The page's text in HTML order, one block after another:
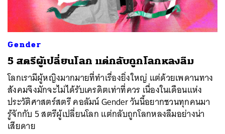
Gender
5 สตรีผู้เปลี่ยนโลก แต่กลับถูกโลกหลงลืม
โลกเรามีผู้หญิงมากมายที่ทำเรื่องยิ่งใหญ่ แต่ด้วยเพดานทาง
สังคมจึงมักจะไม่ได้รับเครดิตเท่าที่ควร เนื่องในเดือนแห่ง
ประวัติศาสตร์สตรี คอลัมน์ Gender วันนี้อยากชวนทุกคนมา
รู้จักกับ 5 สตรีผู้เปลี่ยนโลก แต่กลับถูกโลกหลงลืมอย่างน่า
เสียดาย
SHARE TWEET LINE EMAIL